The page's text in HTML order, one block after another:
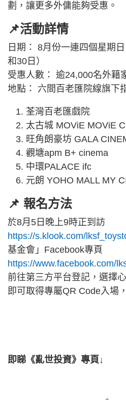
劃，讓更多外傭能夠受惠。
📌活動詳情
日期： 8月份一連四個星期
和30日）
受惠人數： 逾24,000名外籍
地點： 六間百老匯院線旗下
荃灣百老匯戲院
太古城 MOViE MOViE
旺角朗豪坊 GALA
觀塘apm B+ cinema
中環PALACE ifc
元朗 YOHO MALL MY
📌 報名方法
於8月5日晚上9時正到訪
https://s.klook.com/
基金會」Facebook專頁
https://www.facebook.com/
前往第三方平台登記，選擇
即可取得專屬QR Code入場
即睇《亂世投資》專頁↓